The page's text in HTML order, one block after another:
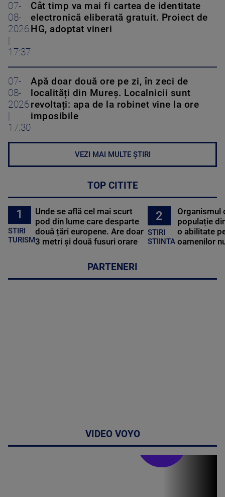
07-
08-
2026
17:37
Cât timp va mai fi cartea de identitate
electronică eliberată gratuit. Proiect de
HG, adoptat vineri
07-
08-
2026
17:30
Apă doar două ore pe zi, în zeci de
localități din Mureș. Localnicii sunt
revoltați: apa de la robinet vine la ore
imposibile
VEZI MAI MULTE ȘTIRI
TOP CITITE
1
STIRI
TURISM
Unde se află cel mai scurt
pod din lume care desparte
două țări europene. Are doar
3 metri și două fusuri orare
2
STIRI
STIINTA
Organismul
populație
o abilitate
oamenilor
PARTENERI
VIDEO VOYO